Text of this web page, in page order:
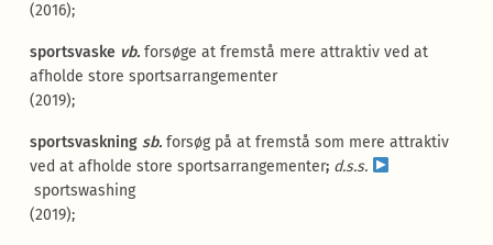
(2016);
sportsvaske vb. forsøge at fremstå mere attraktiv ved at
afholde store sportsarrangementer
(2019);
sportsvaskning sb. forsøg på at fremstå som mere attraktiv
ved at afholde store sportsarrangementer; d.s.s.
sportswashing
(2019);